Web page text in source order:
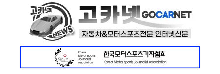
며 본격 대회 준비 돌입
현대차·기아, ‘2026 레드닷 어워드’에서 최우수상 2개·본상
15개 수상
[신차] BMW, 8월 온라인 한정 에디션 3종 출시… 11일
‘BMW 샵 온라인’ 판매 개시